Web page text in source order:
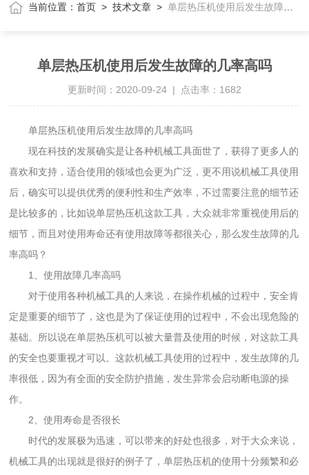
当前位置：首页 >技术文章 >单层热压机使用后发生故障的几率高吗
单层热压机使用后发生故障的几率高吗
更新时间：2020-09-24 | 点击率：1682
单层热压机使用后发生故障的几率高吗
现在科技的发展确实是让各种机械工具面世了，获得了更多人的
喜欢和支持，适合使用的领域也会更为广泛，更不用说机械工具使用
后，确实可以提供优秀的便利性和生产效率，不过需要注意的细节还
是比较多的，比如说单层热压机这款工具，大众就非常重视使用后的
细节，而且对使用寿命还有使用故障等都很关心，那么发生故障的几
率高吗？
1、使用故障几率高吗
对于使用各种机械工具的人来说，在操作机械的过程中，安全肯
定是重要的细节了，这也是为了保证使用的过程中，不会出现危险的
基础。所以说在单层热压机可以被大量普及使用的时候，对这款工具
的安全也要重视才可以。这款机械工具使用的过程中，发生故障的几
率很低，因为有全面的安全防护措施，发生异常会启动断电源的操
作。
2、使用寿命是否很长
时代的发展极为迅速，可以带来的好处也很多，对于大众来说，
机械工具的出现就是很好的例子了，单层热压机的使用十分频繁和必